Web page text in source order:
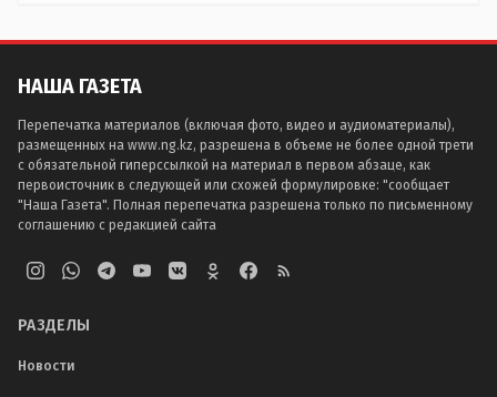
НАША ГАЗЕТА
Перепечатка материалов (включая фото, видео и аудиоматериалы),
размещенных на www.ng.kz, разрешена в объеме не более одной трети
с обязательной гиперссылкой на материал в первом абзаце, как
первоисточник в следующей или схожей формулировке: "сообщает
"Наша Газета". Полная перепечатка разрешена только по письменному
соглашению с редакцией сайта
РАЗДЕЛЫ
Новости